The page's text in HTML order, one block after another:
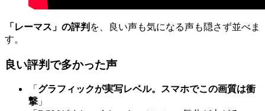
「レーマス」の評判 を、良い声も気になる声も隠さず並べま
す。
良い評判で多かった声
「 グラフィックが実写レベル。スマホでこの画質は衝
撃 」